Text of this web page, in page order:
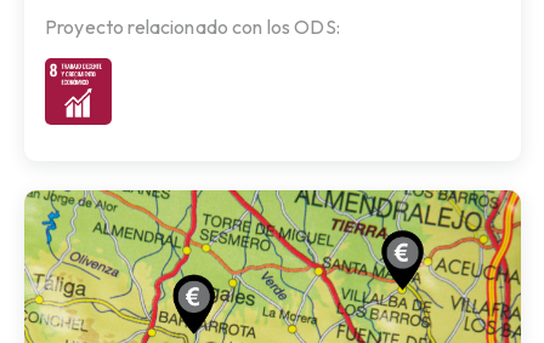
Proyecto relacionado con los ODS: